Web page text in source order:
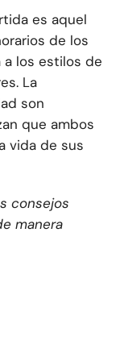
es aquel
de los
a los estilos de
La
son
que ambos
vida de sus
consejos
manera